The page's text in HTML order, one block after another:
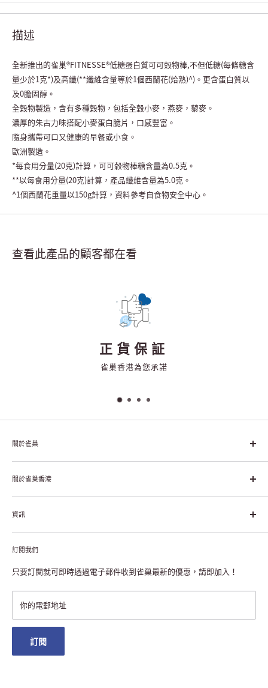
描述
全新推出的雀巢®FITNESSE®低糖蛋白質可可穀物棒,不但低糖(每條糖含
量少於1克*)及高纖(**纖維含量等於1個西蘭花(烚熟)^) 。更含蛋白質以
及0膽固醇。
全穀物製造，含有多種穀物，包括全穀小麥，燕麥，藜麥。
濃厚的朱古力味搭配小麥蛋白脆片，口感豐富。
隨身攜帶可口又健康的早餐或小食。
歐洲製造。
*每食用分量(20克)計算，可可穀物棒糖含量為0.5克。
**以每食用分量(20克)計算，產品纖維含量為5.0克。
^1個西蘭花重量以150g計算，資料參考自食物安全中心。
查看此產品的顧客都在看
正貨保証
雀巢香港為您承諾
關於雀巢
雀巢集團起源於1866年的瑞士，目前是全球領先的「營養、健康、
幸福生活」企業。雀巢的目標是「我們充分發掘食品的力量，提升
每個個體的生活品質，無論現在還是未來」。
關於雀巢香港
關於雀巢香港
雀巢香港創造共享價值
聯絡我們
私隱聲明
註冊NESCAFÉ® Dolce Gusto®咖啡機
資訊
付款及送貨
退貨或更換
常見問題
雀巢會員獎賞
澳門地區送貨
訂閱我們
只要訂閱就可即時透過電子郵件收到雀巢最新的優惠，請即加入！
你的電郵地址
訂閱